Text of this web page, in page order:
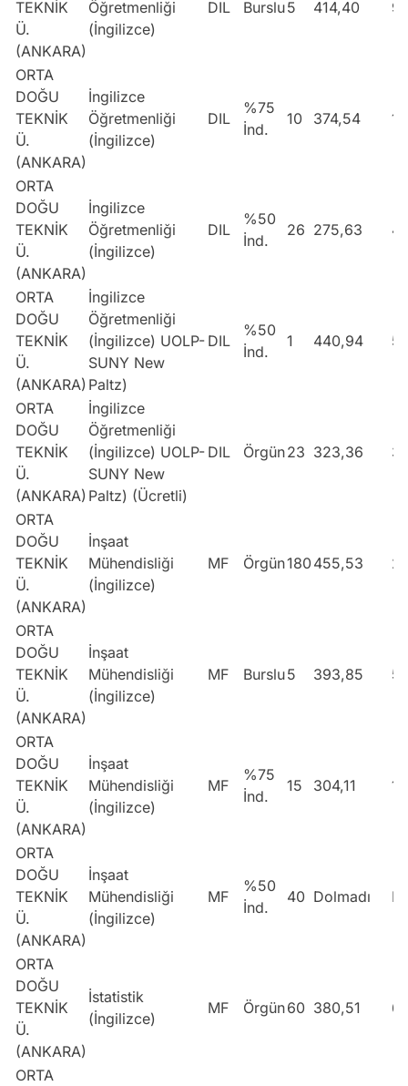
TEKNİK
Ü.
(ANKARA)
Öğretmenliği
(İngilizce)
DIL Burslu5 414,40
ORTA
DOĞU
TEKNİK
Ü.
(ANKARA)
İngilizce
Öğretmenliği
(İngilizce)
DIL
%75
İnd.
10 374,54
ORTA
DOĞU
TEKNİK
Ü.
(ANKARA)
İngilizce
Öğretmenliği
(İngilizce)
DIL
%50
İnd.
26 275,63
ORTA
DOĞU
TEKNİK
Ü.
(ANKARA)
İngilizce
Öğretmenliği
(İngilizce) UOLP-
SUNY New
Paltz)
DIL
%50
İnd.
1 440,94
ORTA
DOĞU
TEKNİK
Ü.
(ANKARA)
İngilizce
Öğretmenliği
(İngilizce) UOLP-
SUNY New
Paltz) (Ücretli)
DIL Örgün23 323,36
ORTA
DOĞU
TEKNİK
Ü.
(ANKARA)
İnşaat
Mühendisliği
(İngilizce)
MF Örgün180 455,53
ORTA
DOĞU
TEKNİK
Ü.
(ANKARA)
İnşaat
Mühendisliği
(İngilizce)
MF Burslu5 393,85
ORTA
DOĞU
TEKNİK
Ü.
(ANKARA)
İnşaat
Mühendisliği
(İngilizce)
MF
%75
İnd.
15 304,11
ORTA
DOĞU
TEKNİK
Ü.
(ANKARA)
İnşaat
Mühendisliği
(İngilizce)
MF
%50
İnd.
40 Dolmadı
ORTA
DOĞU
TEKNİK
Ü.
(ANKARA)
İstatistik
(İngilizce)
MF Örgün60 380,51
ORTA